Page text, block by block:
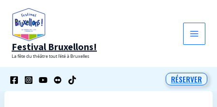
contenu
Festival Bruxellons!
La fête du théâtre tout l'été à Bruxelles
RÉSERVER